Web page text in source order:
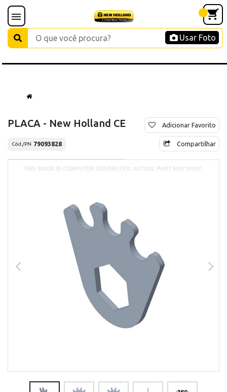
Usar Foto
PLACA - New Holland CE
Cód./PN 79093828
Adicionar Favorito
Compartilhar